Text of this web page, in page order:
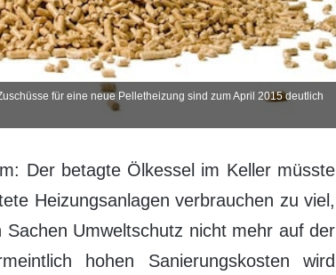
für eine neue Pelletheizung sind zum April 2015 deutlich
Der betagte Ölkessel im Keller müsste
Heizungsanlagen verbrauchen zu viel,
Umweltschutz nicht mehr auf der
hohen Sanierungskosten wird